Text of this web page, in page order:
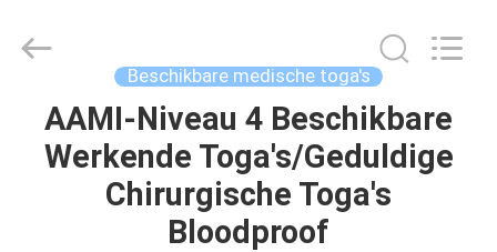
HUIS
PRODUCTEN
PRODUCTS
CO.,LTD(WUHAN
Beschikbare medische toga's
AAMI-Niveau 4 Beschikbare
Werkende Toga's/Geduldige
Chirurgische Toga's
Bloodproof